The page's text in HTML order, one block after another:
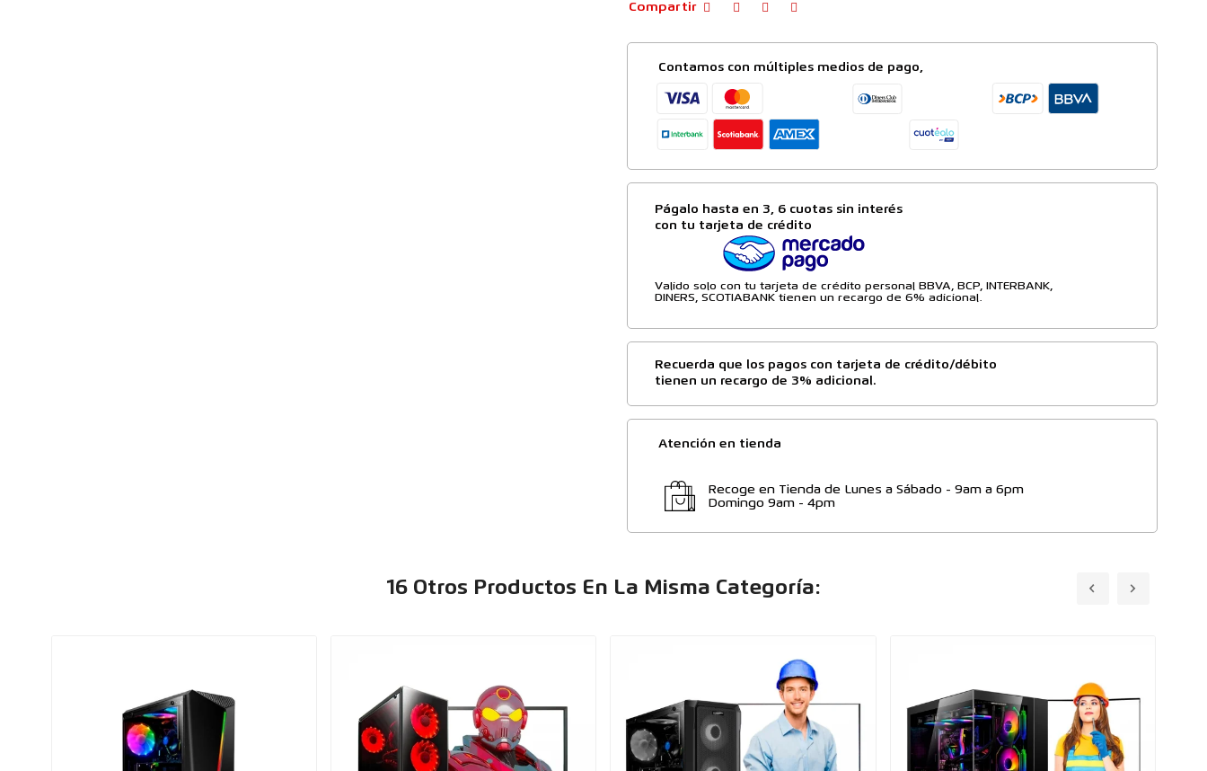
Compartir
Contamos con múltiples medios de pago,
Págalo hasta en 3, 6 cuotas sin interés
con tu tarjeta de crédito
Valido solo con tu tarjeta de crédito personal BBVA, BCP, INTERBANK,
DINERS, SCOTIABANK tienen un recargo de 6% adicional.
Recuerda que los pagos con tarjeta de crédito/débito
tienen un recargo de 3% adicional.
Atención en tienda
Recoge en Tienda de Lunes a Sábado - 9am a 6pm
Domingo 9am - 4pm
16 Otros Productos En La Misma Categoría: